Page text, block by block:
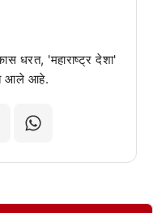
धरत, 'महाराष्ट्र देशा'
आले आहे.